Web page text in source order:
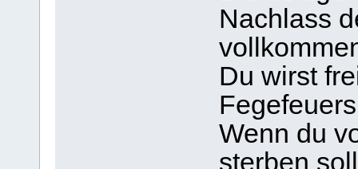
Nachlass
Du wirst
Wenn du
sterben